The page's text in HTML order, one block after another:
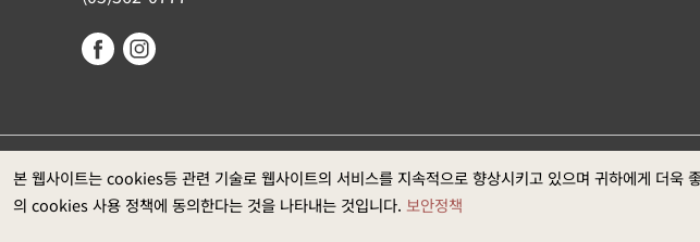
본 웹사이트는 cookies등 관련 기술로 웹사이트의 서비스를 지속적으로 향상시키고 있으며 귀하에게 더욱
의 cookies 사용 정책에 동의한다는 것을 나타내는 것입니다. 보안정책
국립고궁박물원이 저작권을 갖고 있습니다. 권장 웹브라우저: Edge，Google Chrome최
과는1920*1080입니다)